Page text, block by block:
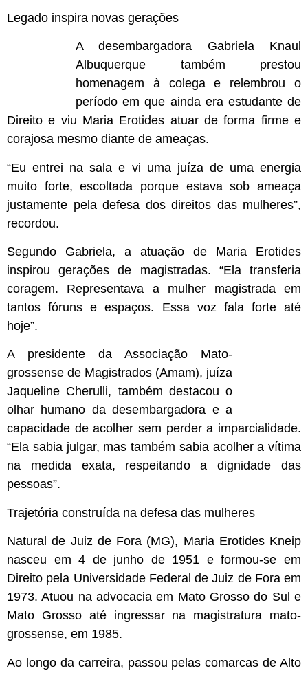
Legado inspira novas gerações
A desembargadora Gabriela Knaul
Albuquerque também prestou
homenagem à colega e relembrou o
período em que ainda era estudante de
Direito e viu Maria Erotides atuar de forma firme e
corajosa mesmo diante de ameaças.
“Eu entrei na sala e vi uma juíza de uma energia
muito forte, escoltada porque estava sob ameaça
justamente pela defesa dos direitos das mulheres”,
recordou.
Segundo Gabriela, a atuação de Maria Erotides
inspirou gerações de magistradas. “Ela transferia
coragem. Representava a mulher magistrada em
tantos fóruns e espaços. Essa voz fala forte até
hoje”.
A presidente da Associação Mato-
grossense de Magistrados (Amam), juíza
Jaqueline Cherulli, também destacou o
olhar humano da desembargadora e a
capacidade de acolher sem perder a imparcialidade.
“Ela sabia julgar, mas também sabia acolher a vítima
na medida exata, respeitando a dignidade das
pessoas”.
Trajetória construída na defesa das mulheres
Natural de Juiz de Fora (MG), Maria Erotides Kneip
nasceu em 4 de junho de 1951 e formou-se em
Direito pela Universidade Federal de Juiz de Fora em
1973. Atuou na advocacia em Mato Grosso do Sul e
Mato Grosso até ingressar na magistratura mato-
grossense, em 1985.
Ao longo da carreira, passou pelas comarcas de Alto